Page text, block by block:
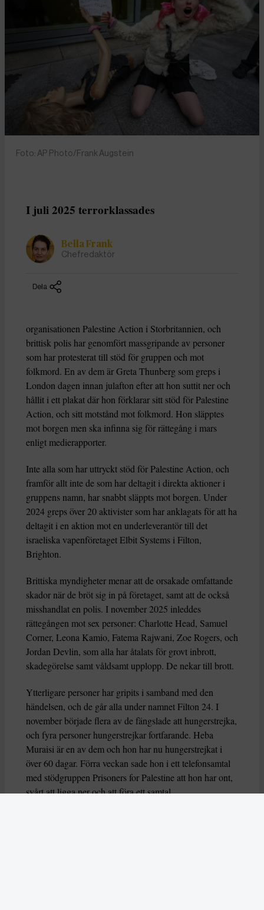
Foto: AP Photo/Frank Augstein
I juli 2025 terrorklassades
Bella Frank
Chefredaktör
Dela
organisationen Palestine Action i Storbritannien, och
brittisk polis har genomfört massgripande av personer
som har protesterat till stöd för gruppen och mot
folkmord. En av dem är Greta Thunberg som greps i
London dagen innan julafton efter att hon suttit ner och
hållit i ett plakat där hon förklarar sitt stöd för Palestine
Action, och sitt motstånd mot folkmord. Hon släpptes
mot borgen men ska infinna sig för rättegång i mars
enligt medierapporter.
Inte alla som har uttryckt stöd för Palestine Action, och
framför allt inte de som har deltagit i direkta aktioner i
gruppens namn, har snabbt släppts mot borgen. Under
2024 greps över 20 aktivister som har anklagats för att ha
deltagit i en aktion mot en underleverantör till det
israeliska vapenföretaget Elbit Systems i Filton,
Brighton.
Brittiska myndigheter menar att de orsakade omfattande
skador när de bröt sig in på företaget, samt att de också
misshandlat en polis. I november 2025 inleddes
rättegången mot sex personer: Charlotte Head, Samuel
Corner, Leona Kamio, Fatema Rajwani, Zoe Rogers, och
Jordan Devlin, som alla har åtalats för grovt inbrott,
skadegörelse samt våldsamt upplopp. De nekar till brott.
Ytterligare personer har gripits i samband med den
händelsen, och de går alla under namnet Filton 24. I
november började flera av de fängslade att hungerstrejka,
och fyra personer hungerstrejkar fortfarande. Heba
Muraisi är en av dem och hon har nu hungerstrejkat i
över 60 dagar. Förra veckan sade hon i ett telefonsamtal
med stödgruppen Prisoners for Palestine att hon har ont,
svårt att ligga ner och att föra ett samtal.